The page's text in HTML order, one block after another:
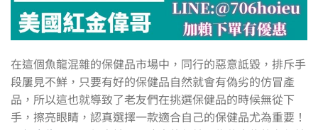
在這個魚龍混雜的保健品市場中，同行的惡意詆毀，排斥手
段屢見不鮮，只要有好的保健品自然就會有偽劣的仿冒產
品，所以這也就導致了老友們在挑選保健品的時候無從下
手，擦亮眼睛，認真選擇一款適合自己的保健品尤為重要！